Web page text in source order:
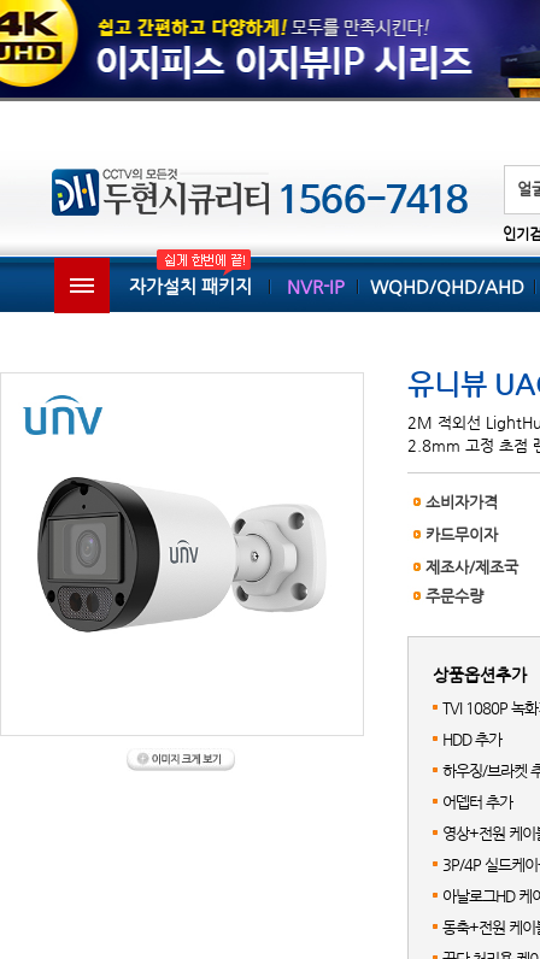
인기
자가설치 패키지 NVR-IP WQHD/QHD/AHD
유니뷰
2M 적외선
2.8mm 고정 초점
소비자가격
카드무이자
제조사/제조국
주문수량
상품옵션추가
TVI 1080P 녹
HDD 추가
하우징/브라켓
어뎁터 추가
영상+전원 케이
3P/4P 실드케
아날로그HD 케
동축+전원 케이